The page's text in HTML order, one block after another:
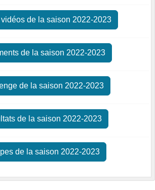
de la saison 2022-2023
de la saison 2022-2023
de la saison 2022-2023
de la saison 2022-2023
de la saison 2022-2023